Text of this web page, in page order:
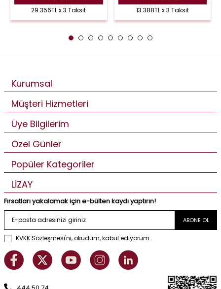
29.356TL x 3 Taksit 13.388TL x 3 Taksit
Kurumsal
Müşteri Hizmetleri
Üye Bilgilerim
Özel Günler
Popüler Kategoriler
LİZAY
Fırsatları yakalamak için e-bülten kaydı yaptırın!
ABONE OL
KVKK Sözleşmesi'ni, okudum, kabul ediyorum.